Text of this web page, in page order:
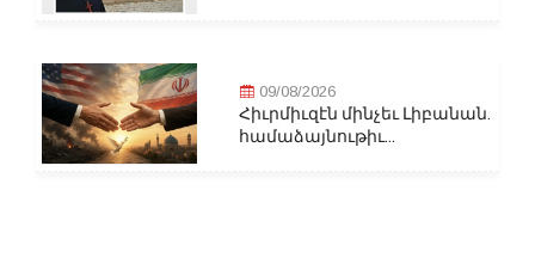
09/08/2026
Հիւրմիւզէն մինչեւ Լիբանան.
համաձայնութիւ...